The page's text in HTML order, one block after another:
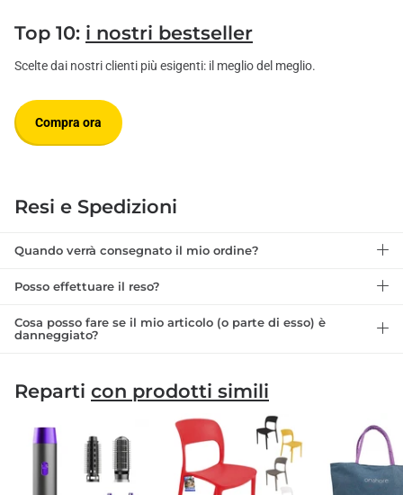
Top 10: i nostri bestseller
Scelte dai nostri clienti più esigenti: il meglio del meglio.
Compra ora
Resi e Spedizioni
Quando verrà consegnato il mio ordine?
Posso effettuare il reso?
Cosa posso fare se il mio articolo (o parte di esso) è
danneggiato?
Reparti con prodotti simili